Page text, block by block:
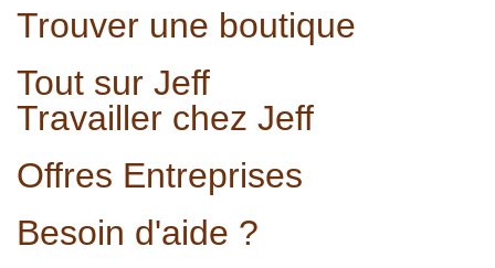
Trouver une boutique
Tout sur Jeff
Travailler chez Jeff
Offres Entreprises
Besoin d'aide ?